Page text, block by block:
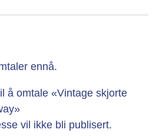
ennå.
å omtale «Vintage skjorte
vil ikke bli publisert.